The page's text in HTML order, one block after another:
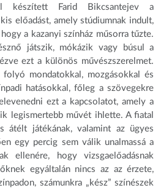
készített Farid Bikcsantejev a
előadást, amely stúdiumnak indult,
a kazanyi színház műsorra tűzte.
játszik, mókázik vagy búsul a
ezt a különös művészszerelmet.
folyó mondatokkal, mozgásokkal és
hatásokkal, főleg a szövegekre
ezt a kapcsolatot, amely a
legismertebb művét ihlette. A fiatal
átélt játékának, valamint az ügyes
egy percig sem válik unalmassá a
ellenére, hogy vizsgaelőadásnak
egyáltalán nincs az az érzete,
számunkra „kész” színészek